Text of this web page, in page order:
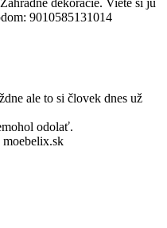
9010585131014
ale to si človek dnes už
odolať.
moebelix.sk